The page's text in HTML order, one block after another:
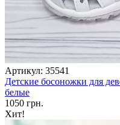
Артикул: 35541
Детские босоножки для
белые
1050 грн.
Хит!